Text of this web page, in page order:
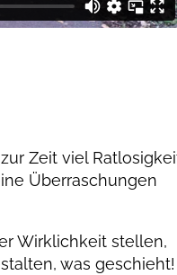
Zeit viel
Überraschungen
Wirklichkeit stellen,
was geschieht!